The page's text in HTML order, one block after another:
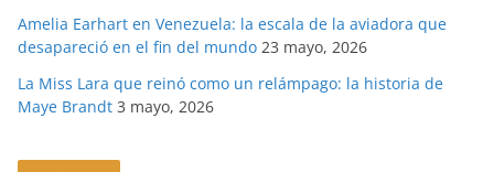
Amelia Earhart en Venezuela: la escala de la aviadora que
desapareció en el fin del mundo 23 mayo, 2026
La Miss Lara que reinó como un relámpago: la historia de
Maye Brandt 3 mayo, 2026